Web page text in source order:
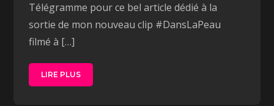
Télégramme pour ce bel article dédié à la
sortie de mon nouveau clip #DansLaPeau
filmé à […]
LIRE PLUS